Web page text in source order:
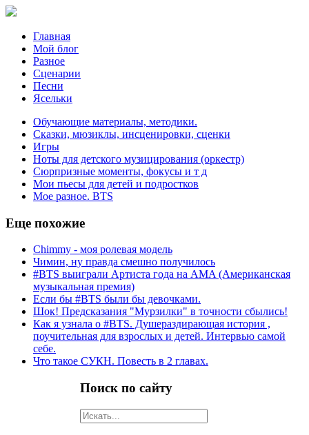
Главная
Мой блог
Разное
Сценарии
Песни
Ясельки
Обучающие материалы, методики.
Сказки, мюзиклы, инсценировки, сценки
Игры
Ноты для детского музицирования (оркестр)
Сюрпризные моменты, фокусы и т д
Мои пьесы для детей и подростков
Мое разное. BTS
Еще похожие
Chimmy - моя ролевая модель
Чимин, ну правда смешно получилось
#BTS выиграли Артиста года на AMA (Американская
музыкальная премия)
Если бы #BTS были бы девочками.
Шок! Предсказания "Мурзилки" в точности сбылись!
Как я узнала о #BTS. Душераздирающая история ,
поучительная для взрослых и детей. Интервью самой
себе.
Что такое СУКН. Повесть в 2 главах.
Поиск по сайту